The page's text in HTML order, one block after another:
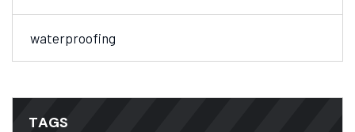
waterproofing
TAGS